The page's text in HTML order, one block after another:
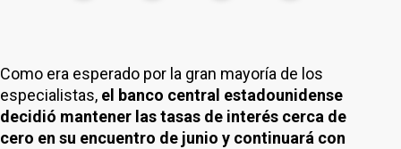
Como era esperado por la gran mayoría de los
especialistas, el banco central estadounidense
decidió mantener las tasas de interés cerca de
cero en su encuentro de junio y continuará con